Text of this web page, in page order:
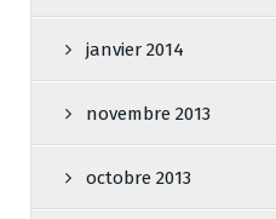
janvier 2014
novembre 2013
octobre 2013